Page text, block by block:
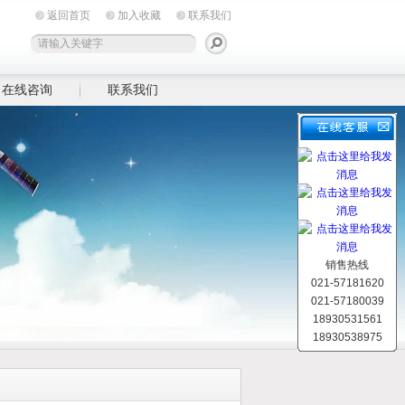
返回首页 加入收藏 联系我们
在线咨询 联系我们
销售热线
021-57181620
021-57180039
18930531561
18930538975